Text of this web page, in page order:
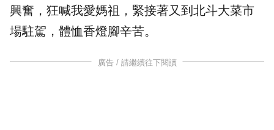
興奮，狂喊我愛媽祖，緊接著又到北斗大菜市
場駐駕，體恤香燈腳辛苦。
廣告 / 請繼續往下閱讀